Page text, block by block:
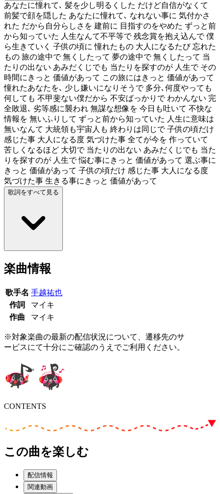
あなたに憧れて､ 髪を少し明るくした だけど自信がなくて
前髪で顔を隠した あなたに憧れて､ なれない事に 気付かさ
れた だから自分らしさを 建前に 目指すのをやめた ずっと前
から知っていた 人生なんて不平等で 残念賞を抱え込んで 僕
ら生きていく 子供の頃に 憧れたもの 大人になるたび 忘れた
もの 旅の途中で 無くしたって 夢の途中で 無くしたって 当
たりの出ない あみだくじでも 当たりを探すのが 人生で その
時間にきっと 価値があって この旅にはきっと 価値があって
憧れたあなたを､ 少し嫌いになりそうで 多分､何度やっても
何しても 不甲斐ない僕だから 不安ばっかりで わかんない 完
全敗退､ 劣等感に襲われ 無謀な想像を 今日も吐いて 不快な
情報を 無いふりして ずっと前から知っていた 人生に意味は
無いなんて 大統領も宇宙人も 終わりは同じで 子供の頃だけ
感じた事 大人になる度 気づけた事 全てが今を 作っていて
苦しくなるほど 大切で 当たりの出ない あみだくじでも 当た
りを探すのが 人生で 悩む事にきっと 価値があって 選ぶ事に
きっと 価値があって 子供の頃だけ 感じた事 大人になる度
気づけた事 生きる事にきっと 価値があって
歌詞をすべて見る
楽曲情報
歌手名 手越祐也
作詞
マイキ
作曲
マイキ
※対象楽曲の最新の配信状況について、遷移先のサ
ービスにて十分にご確認のうえでご利用ください。
CONTENTS
この曲を楽しむ
配信情報
関連動画